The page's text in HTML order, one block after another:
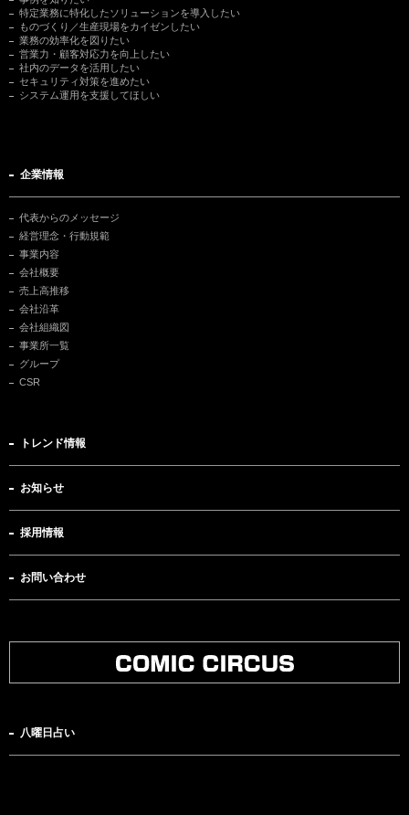
特定業務に特化したソリューションを導入したい
ものづくり／生産現場をカイゼンしたい
業務の効率化を図りたい
営業力・顧客対応力を向上したい
社内のデータを活用したい
セキュリティ対策を進めたい
システム運用を支援してほしい
企業情報
代表からのメッセージ
経営理念・行動規範
事業内容
会社概要
売上高推移
会社沿革
会社組織図
事業所一覧
グループ
CSR
トレンド情報
お知らせ
採用情報
お問い合わせ
八曜日占い